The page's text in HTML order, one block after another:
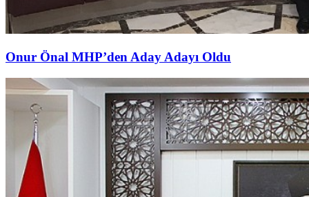
Onur Önal MHP’den Aday Adayı Oldu